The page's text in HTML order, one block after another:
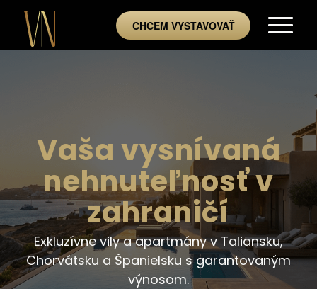
CHCEM VYSTAVOVAŤ
Vaša vysnívaná
nehnuteľnosť v
zahraničí
Exkluzívne vily a apartmány v Taliansku,
Chorvátsku a Španielsku s garantovaným
výnosom.